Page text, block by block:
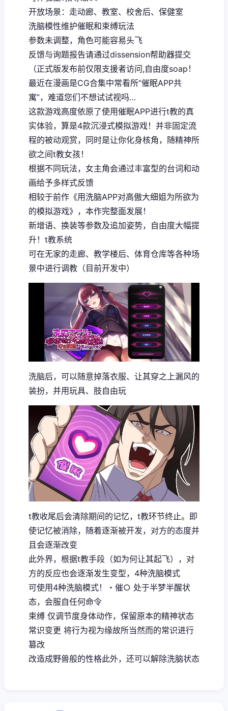
开放场景：走动廊、教室、校舍后、保健室
洗脑模性维护催眠和束缚玩法
参数未调整，角色可能容易头飞
反馈与询题报告请通过dissension帮助器提交
（正式版发布前仅限支援者访问,自由度soap！
最近在漫画是CG合集中常看所“催眠APP共
寓”，难道您们不想试试视吗…
这款游戏高度依原了使用催眠APP进行t教的真
实体验，算是4款沉浸式模拟游戏！并非固定流
程的被动观赏，同时是让你化身核角，随精神所
欲之间t教女孩！
根据不同玩法，女主角会通过丰富型的台词和动
画给予多样式反馈
相较于前作《用洗脑APP对高傲大细姐为所欲为
的模拟游戏》，本作完整面发展！
新增语、换装等参数及追加姿势，自由度大幅提
升！t教系统
可在无家的走廊、教学楼后、体育仓库等各种场
景中进行调教（目前开发中）
洗脑后，可以随意掉落衣服、让其穿之上漏风的
装扮，并用玩具、肢自由玩
t教收尾后会清除期间的记忆，t教环节终止。即
使记忆被消除，随着逐渐被开发，对方的态度并
且会逐渐改变
此外界，根据t教手段（如为何让其起飞），对
方的反应也会逐渐发生变型，4种洗脑模式
可使用4种洗脑模式！・催○ 处于半梦半醒状
态，会服自任何命令
束缚 仅调节度身体动作，保留原本的精神状态
常识变更 将行为视为缘故所当然而的常识进行
篡改
改造成野兽般的性格此外，还可以解除洗脑状态